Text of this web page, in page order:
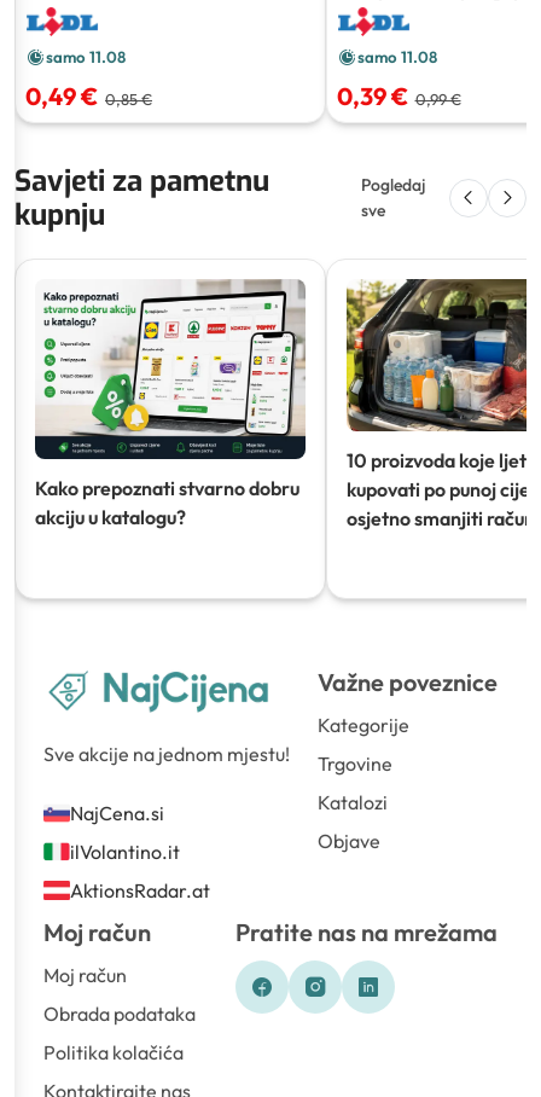
kom
samo 11.08
0,49 € 0,85 €
kom
samo 11.08
0,39 € 0,99 €
Savjeti za pametnu
kupnju
Pogledaj
sve
Kako prepoznati stvarno dobru
akciju u katalogu?
10 proizvoda koje ljeti
kupovati po punoj
osjetno smanjiti račun)
Sve akcije na jednom mjestu!
NajCena.si
ilVolantino.it
AktionsRadar.at
Važne poveznice
Kategorije
Trgovine
Katalozi
Objave
Moj račun
Moj račun
Obrada podataka
Politika kolačića
Kontaktirajte nas
Pratite nas na mrežama